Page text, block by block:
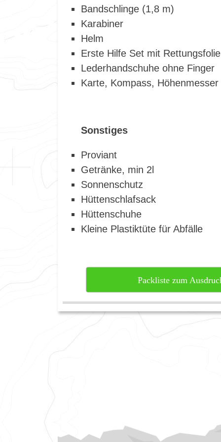
Bandschlinge (1,8 m)
Karabiner
Helm
Erste Hilfe Set mit
Lederhandschuhe ohne Finger
Karte, Kompass,
Sonstiges
Proviant
Getränke, min 2l
Sonnenschutz
Hüttenschlafsack
Hüttenschuhe
Kleine Plastiktüte für Abfälle
Packliste zum